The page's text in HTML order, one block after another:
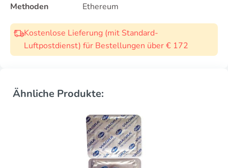
Methoden
Ethereum
Kostenlose Lieferung (mit Standard-
Luftpostdienst) für Bestellungen über € 172
Ähnliche Produkte: